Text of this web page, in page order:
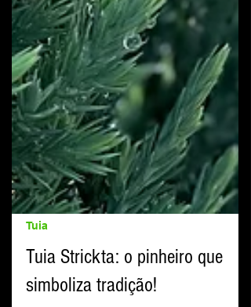
Tuia
Tuia Strickta: o pinheiro que